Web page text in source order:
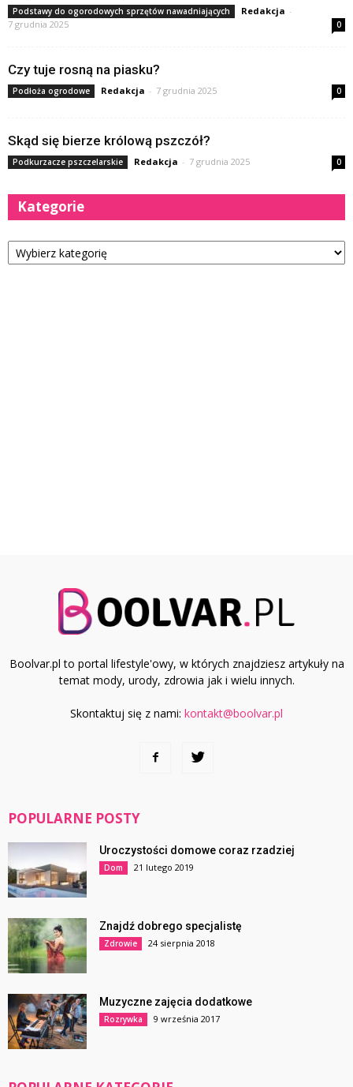
Podstawy do ogorodowych sprzętów nawadniających Redakcja -
7 grudnia 2025
0
Czy tuje rosną na piasku?
Podłoża ogrodowe Redakcja - 7 grudnia 2025 0
Skąd się bierze królową pszczół?
Podkurzacze pszczelarskie Redakcja - 7 grudnia 2025 0
Kategorie
Kategorie
Boolvar.pl to portal lifestyle'owy, w których znajdziesz artykuły na
temat mody, urody, zdrowia jak i wielu innych.
Skontaktuj się z nami: kontakt@boolvar.pl
POPULARNE POSTY
Uroczystości domowe coraz rzadziej
Dom 21 lutego 2019
Znajdź dobrego specjalistę
Zdrowie 24 sierpnia 2018
Muzyczne zajęcia dodatkowe
Rozrywka 9 września 2017